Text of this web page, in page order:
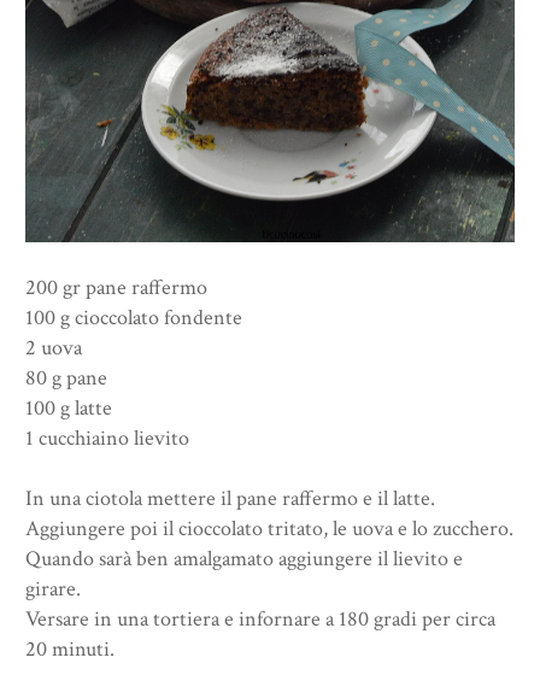
200 gr pane raffermo
100 g cioccolato fondente
2 uova
80 g pane
100 g latte
1 cucchiaino lievito
In una ciotola mettere il pane raffermo e il latte.
Aggiungere poi il cioccolato tritato, le uova e lo zucchero.
Quando sarà ben amalgamato aggiungere il lievito e
girare.
Versare in una tortiera e infornare a 180 gradi per circa
20 minuti.